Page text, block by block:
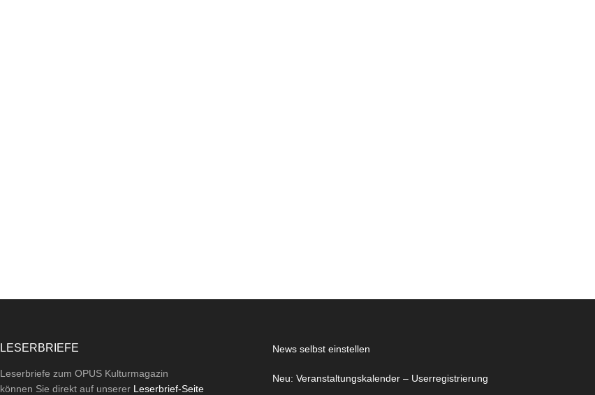
LESERBRIEFE
Leserbriefe zum OPUS Kulturmagazin
können Sie direkt auf unserer Leserbrief-Seite
News selbst einstellen
Neu: Veranstaltungskalender – Userregistrierung